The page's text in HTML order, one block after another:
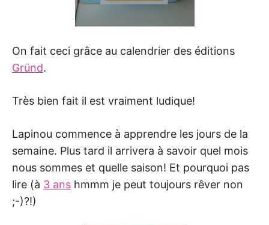
On fait ceci grâce au calendrier des éditions
Gründ.
Très bien fait il est vraiment ludique!
Lapinou commence à apprendre les jours de la
semaine. Plus tard il arrivera à savoir quel mois
nous sommes et quelle saison! Et pourquoi pas
lire (à 3 ans hmmm je peut toujours rêver non
;-)?!)